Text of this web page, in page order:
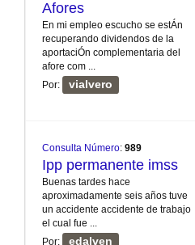
Afores
En mi empleo escucho se estÁn
recuperando dividendos de la
aportaciÓn complementaria del
afore com ...
Por:
vialvero
Consulta Número: 989
Ipp permanente imss
Buenas tardes hace
aproximadamente seis años tuve
un accidente accidente de trabajo
el cual fue ...
Por:
edalven